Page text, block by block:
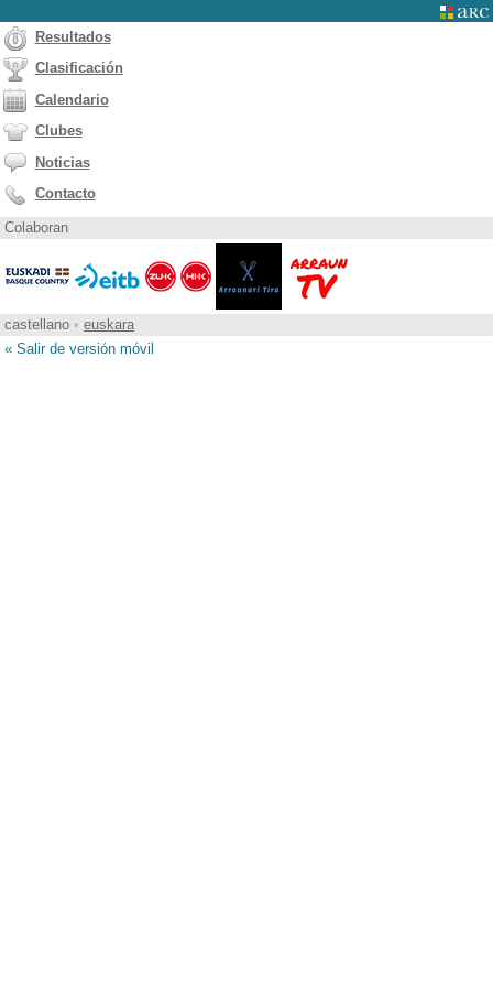
Resultados
Clasificación
Calendario
Clubes
Noticias
Contacto
Colaboran
castellano • euskara
« Salir de versión móvil